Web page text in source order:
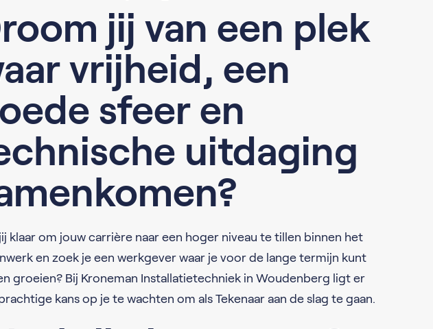
jij van een plek
vrijheid, een
sfeer en
uitdaging
klaar om jouw carrière naar een hoger niveau te tillen binnen het
en zoek je een werkgever waar je voor de lange termijn kunt
groeien? Bij Kroneman Installatietechniek in Woudenberg ligt er
kans op je te wachten om als Tekenaar aan de slag te gaan.